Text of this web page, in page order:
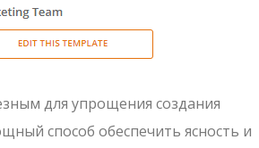
для упрощения создания
способ обеспечить ясность и